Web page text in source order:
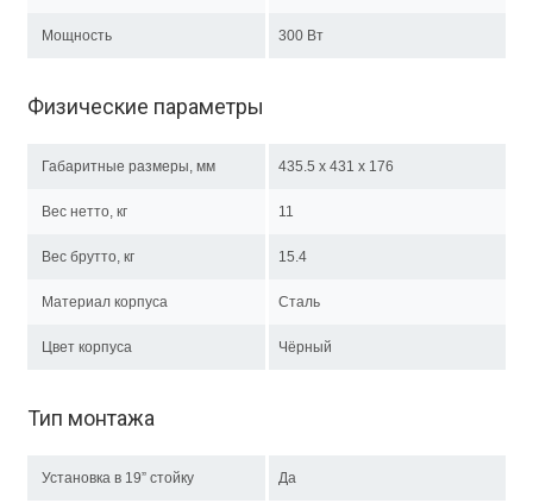
Мощность 300 Вт
Физические параметры
Габаритные размеры, мм 435.5 x 431 x 176
Вес нетто, кг 11
Вес брутто, кг 15.4
Материал корпуса Сталь
Цвет корпуса Чёрный
Тип монтажа
Установка в 19” стойку Да